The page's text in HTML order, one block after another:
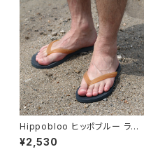
Hippobloo ヒッポブルー ラバ
ー×ツリー ナチュラルラバービー
チサンダル 天然ゴム メンズ レデ
¥2,530